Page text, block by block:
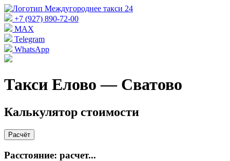
+7 (927) 890-72-00
MAX
Telegram
WhatsApp
Такси Елово — Сватово
Калькулятор стоимости
Расчёт
Расстояние: расчет...